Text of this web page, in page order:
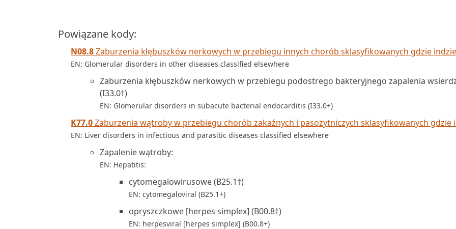
Powiązane kody:
N08.8Zaburzenia kłębuszków nerkowych w przebiegu innych chorób sklasyfikowanych gdzie
EN: Glomerular disorders in other diseases classified elsewhere
Zaburzenia kłębuszków nerkowych w przebiegu podostrego bakteryjnego zapalenia
(I33.0†)
EN: Glomerular disorders in subacute bacterial endocarditis (I33.0+)
K77.0Zaburzenia wątroby w przebiegu chorób zakaźnych i pasożytniczych sklasyfikowanych gdzie
EN: Liver disorders in infectious and parasitic diseases classified elsewhere
Zapalenie wątroby:
EN: Hepatitis:
cytomegalowirusowe (B25.1†)
EN: cytomegaloviral (B25.1+)
opryszczkowe [herpes simplex] (B00.8†)
EN: herpesviral [herpes simplex] (B00.8+)